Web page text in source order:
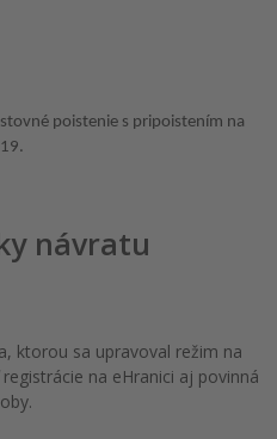
poistenie s pripoistením na
návratu
ktorou sa upravoval režim na
na eHranici aj povinná